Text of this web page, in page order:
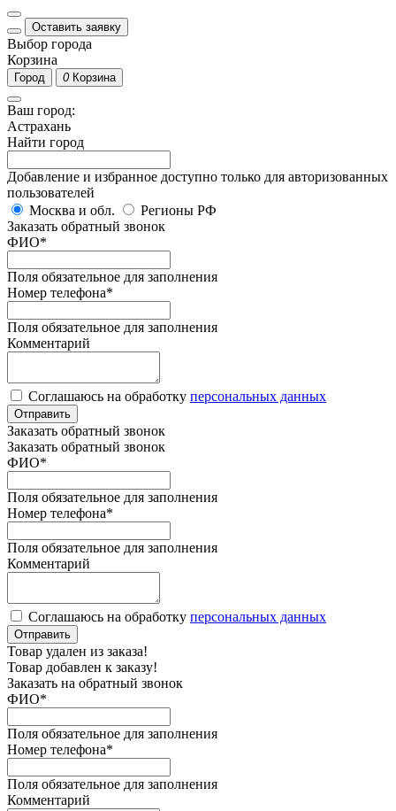
Оставить заявку
Выбор города
Корзина
Город 0 Корзина
Ваш город:
Астрахань
Найти город
Добавление и избранное доступно только для авторизованных
пользователей
Москва и обл.
Регионы РФ
Заказать обратный звонок
ФИО*
Поля обязательное для заполнения
Номер телефона*
Поля обязательное для заполнения
Комментарий
Соглашаюсь на обработку персональных данных
Отправить
Заказать обратный звонок
Заказать обратный звонок
ФИО*
Поля обязательное для заполнения
Номер телефона*
Поля обязательное для заполнения
Комментарий
Соглашаюсь на обработку персональных данных
Отправить
Товар удален из заказа!
Товар добавлен к заказу!
Заказать на обратный звонок
ФИО*
Поля обязательное для заполнения
Номер телефона*
Поля обязательное для заполнения
Комментарий